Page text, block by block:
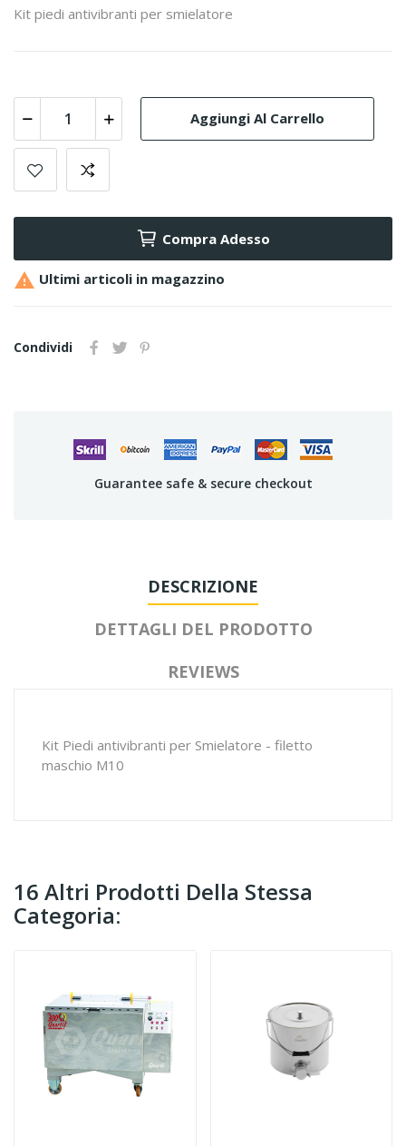
Kit piedi antivibranti per smielatore
Aggiungi Al Carrello
Compra Adesso
 Ultimi articoli in magazzino
Condividi
Guarantee safe & secure checkout
DESCRIZIONE
DETTAGLI DEL PRODOTTO
REVIEWS
Kit Piedi antivibranti per Smielatore - filetto
maschio M10
16 Altri Prodotti Della Stessa
Categoria: